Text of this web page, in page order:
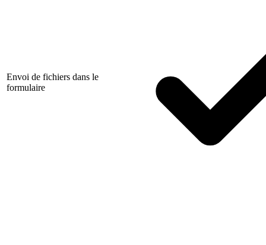
Envoi de fichiers dans le
formulaire